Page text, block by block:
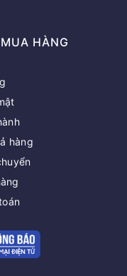
HÀNG
hàng